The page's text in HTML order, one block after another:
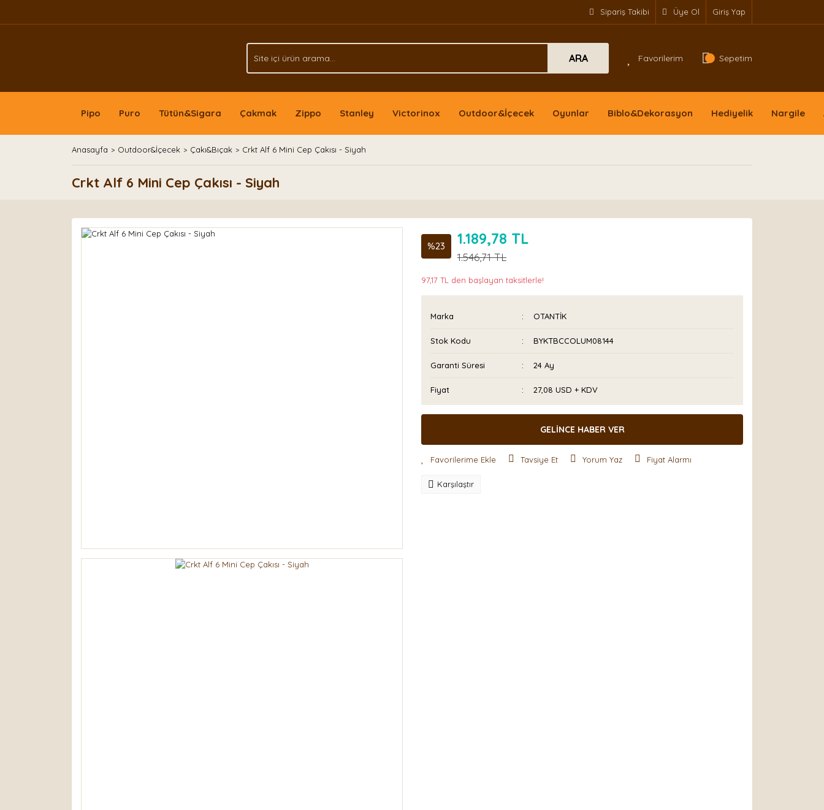
Sipariş Takibi Üye Ol Giriş Yap
ARA Favorilerim Sepetim
Pipo Puro Tütün&Sigara Çakmak Zippo Stanley Victorinox Outdoor&İçecek Oyunlar Biblo&Dekorasyon Hediyelik Nargile
Anasayfa Outdoor&İçecek Çakı&Bıçak Crkt Alf 6 Mini Cep Çakısı - Siyah
Crkt Alf 6 Mini Cep Çakısı - Siyah
%23 1.189,78 TL
1.546,71 TL
97,17 TL den başlayan taksitlerle!
Marka OTANTİK
Stok Kodu BYKTBCCOLUM08144
Garanti Süresi 24 Ay
Fiyat 27,08 USD + KDV
GELİNCE HABER VER
Tavsiye Et Yorum Yaz Fiyat Alarmı
Karşılaştır